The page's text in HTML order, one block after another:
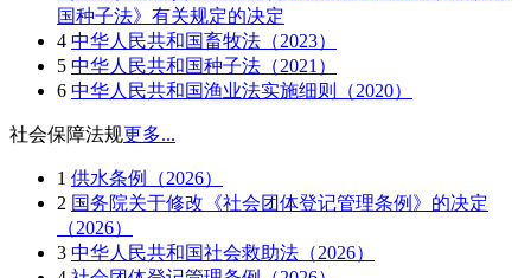
国种子法》有关规定的决定
4 中华人民共和国畜牧法（2023）
5 中华人民共和国种子法（2021）
6 中华人民共和国渔业法实施细则（2020）
社会保障法规更多...
1 供水条例（2026）
2 国务院关于修改《社会团体登记管理条例》的决定
（2026）
3 中华人民共和国社会救助法（2026）